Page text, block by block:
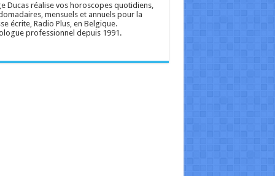
Ducas réalise vos horoscopes quotidiens,
mensuels et annuels pour la
écrite, Radio Plus, en Belgique.
professionnel depuis 1991.